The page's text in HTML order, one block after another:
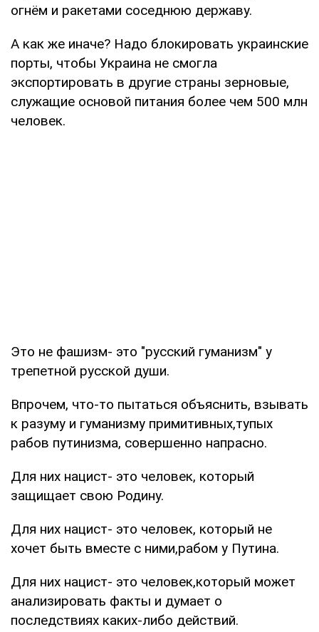
огнём и ракетами соседнюю державу.
А как же иначе? Надо блокировать украинские
порты, чтобы Украина не смогла
экспортировать в другие страны зерновые,
служащие основой питания более чем 500 млн
человек.
Это не фашизм- это "русский гуманизм" у
трепетной русской души.
Впрочем, что-то пытаться объяснить, взывать
к разуму и гуманизму примитивных,тупых
рабов путинизма, совершенно напрасно.
Для них нацист- это человек, который
защищает свою Родину.
Для них нацист- это человек, который не
хочет быть вместе с ними,рабом у Путина.
Для них нацист- это человек,который может
анализировать факты и думает о
последствиях каких-либо действий.